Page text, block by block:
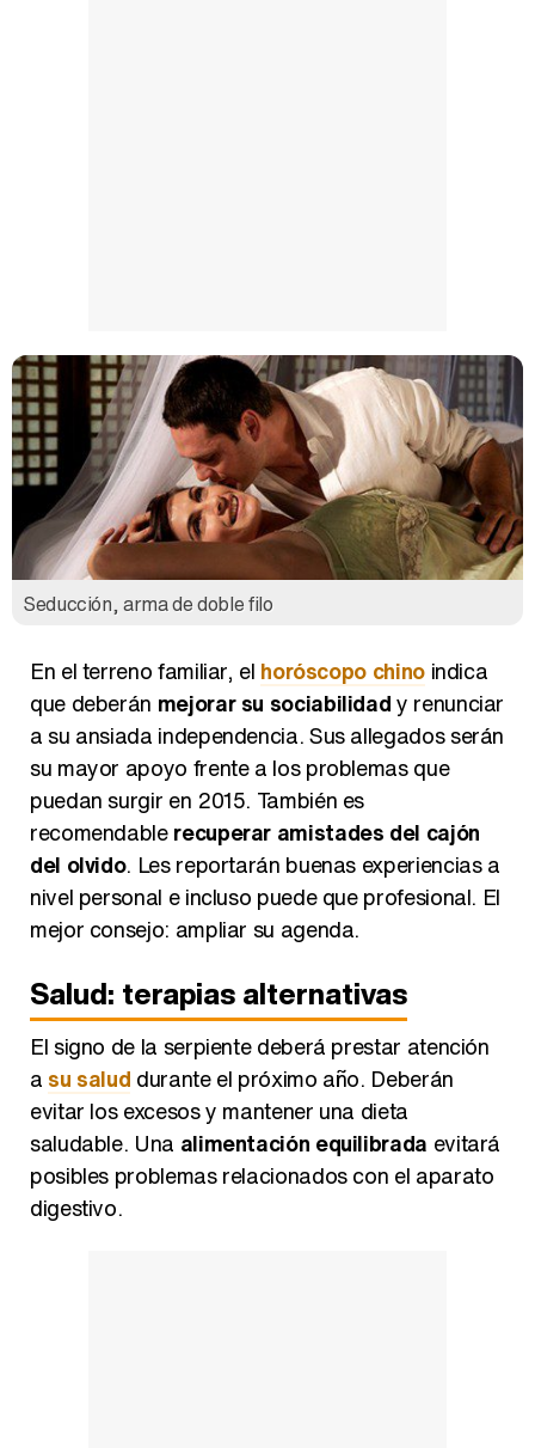
Seducción, arma de doble filo
que deberánmejorar su sociabilidady renunciar
a su ansiada independencia. Sus allegados serán
su mayor apoyo frente a los problemas que
puedan surgir en 2015. También es
recomendablerecuperar amistades del cajón
del olvido. Les reportarán buenas experiencias a
nivel personal e incluso puede que profesional. El
mejor consejo: ampliar su agenda.
El signo de la serpiente deberá prestar atención
a su saluddurante el próximo año. Deberán
evitar los excesos y mantener una dieta
saludable. Unaalimentación equilibrada
posibles problemas relacionados con el aparato
digestivo.